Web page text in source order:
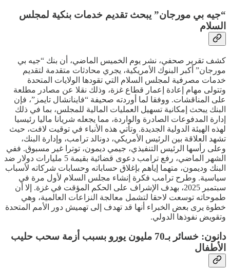
“جيه بي مورجان” يبحث تقديم خدمات بنكية لمجلس
السلام
كشف تقرير صحفي، نشر يوم الخميس الماضي، أن بنك “جيه بي
مورجان” أكبر البنوك الأمريكية، يجري محادثات متقدمة لتقديم
خدمات مصرفية لمجلس السلام التي تقودها الولايات المتحدة
وتتولى مهام إعادة إعمار قطاع غزة، وذلك نقلا عن مصادر مطلعة
على المناقشات. ووفقا لما أوردته صحيفة “فاينانشال تايمز”، فإن
البنك يبحث إمكانية تسهيل العمليات المالية للمجلس، بما في ذلك
إدارة المدفوعات الصادرة والواردة، مما يجعله شريانا ماليا رئيسيا
لهذه الهيئة الدولية الجديدة. وتأتي هذه الأنباء في توقيت لافت، حيث
تشهد العلاقة بين الرئيس الأمريكي، دونالد ترامب، وإدارة البنك،
وعلى رأسها الرئيس التنفيذي، جيمي ديمون، توترا غير مسبوق. ففي
الشهر الماضي، رفع ترامب دعوى قضائية بقيمة 5 مليارات دولار ضد
البنك وديمون، متهما إياهم بإغلاق حساباته وحسابات شركاته لأسباب
سياسية. وطرح ترامب فكرة إنشاء مجلس السلام لأول مرة في
سبتمبر 2025، بهدف الإشراف على الحكم المؤقت في غزة. إلا أن
طموحاته توسعت لاحقا لتشمل معالجة النزاعات العالمية، وهي
خطوة يرى بعض الخبراء أنها قد تهدف إلى تهميش دور الأمم المتحدة
وتقويض نفوذها الدولي.
دانون: خسائر بـ70 مليون يورو بسبب أزمة سحب حليب
الأطفال